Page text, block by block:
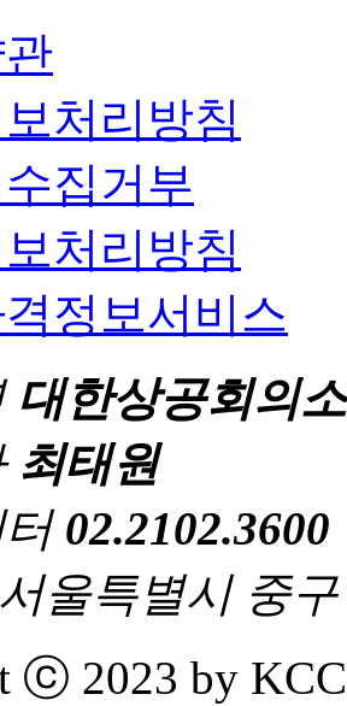
처리방침
집거부
처리방침
정보서비스
대한상공회의소
최태원
02.2102.3600
울특별시 중
ⓒ 2023 by